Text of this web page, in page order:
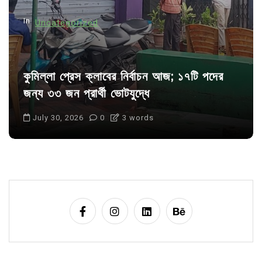
n
In Uncategorized
কুমিল্লা প্রেস ক্লাবের নির্বাচন আজ; ১৭টি পদের
জন্য ৩৩ জন প্রার্থী ভোটযুদ্ধে
July 30, 2026 0 3 words